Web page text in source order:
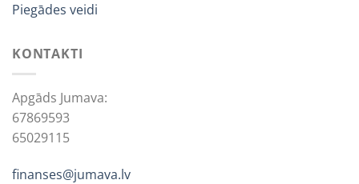
Piegādes veidi
KONTAKTI
Apgāds Jumava:
67869593
65029115
finanses@jumava.lv